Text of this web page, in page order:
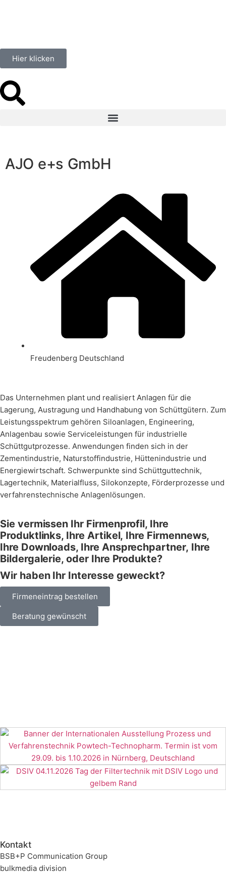
Hier klicken
AJO e+s GmbH
Freudenberg Deutschland
Das Unternehmen plant und realisiert Anlagen für die
Lagerung, Austragung und Handhabung von Schüttgütern. Zum
Leistungsspektrum gehören Siloanlagen, Engineering,
Anlagenbau sowie Serviceleistungen für industrielle
Schüttgutprozesse. Anwendungen finden sich in der
Zementindustrie, Naturstoffindustrie, Hüttenindustrie und
Energiewirtschaft. Schwerpunkte sind Schüttguttechnik,
Lagertechnik, Materialfluss, Silokonzepte, Förderprozesse und
verfahrenstechnische Anlagenlösungen.
Sie vermissen Ihr Firmenprofil, Ihre
Produktlinks, Ihre Artikel, Ihre Firmennews,
Ihre Downloads, Ihre Ansprechpartner, Ihre
Bildergalerie, oder Ihre Produkte?
Wir haben Ihr Interesse geweckt?
Firmeneintrag bestellen
Beratung gewünscht
Kontakt
BSB+P Communication Group
bulkmedia division